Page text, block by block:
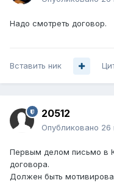
Надо смотреть договор.
Вставить ник
20512
Опубликовано 26
Первым делом письмо в
договора.
Должен быть